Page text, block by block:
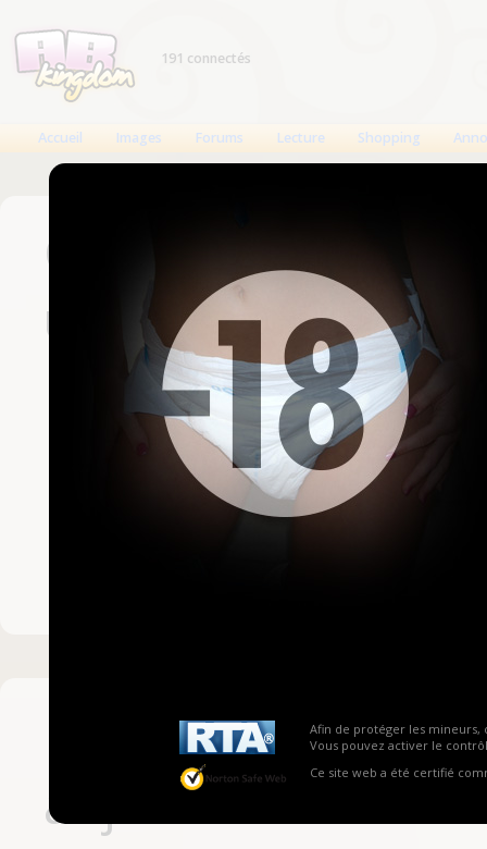
Afin de protéger les mineurs,
Vous pouvez activer le
Ce site web a été certifié
191 connectés
Accueil Images Forums Lecture Shopping
Connexion
Un compte est
Nom d'utilisateur
Mot de passe
Pas encore
aujourd'hui